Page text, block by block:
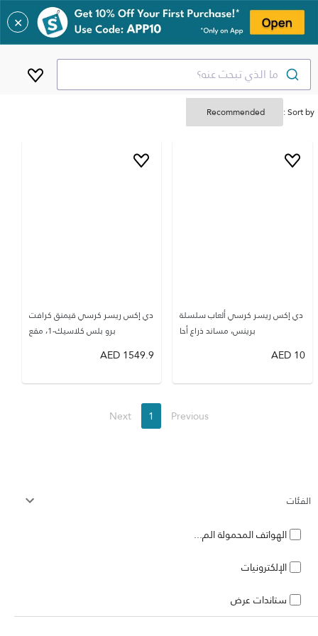
✕
ما الذي تبحث عنه؟
الفئات
الهواتف المحمولة الم...
الإلكترونيات
ستاندات عرض
Sort by :
دي إكس ريسر كرسي ألعاب سلسلة
برينس، مساند ذراع أحا
10
AED
دي إكس ريسر كرسي قيمنق كرافت
برو بلس كلاسيك-1، مقع
1549.9
AED
Previous
1
Next